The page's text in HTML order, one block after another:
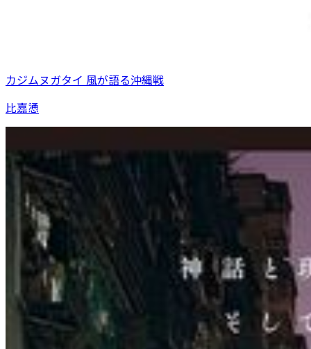
カジムヌガタイ 風が語る沖縄戦
比嘉慂